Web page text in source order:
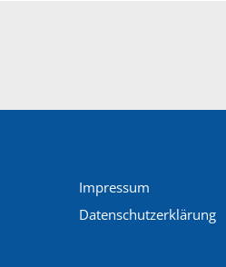
Impressum
Datenschutzerklärung